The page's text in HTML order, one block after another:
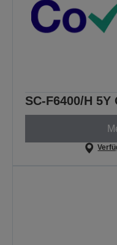
SC-F6400/H